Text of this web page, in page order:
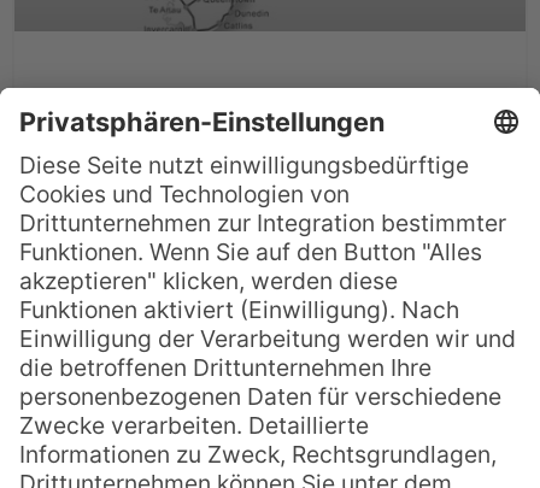
Unvergessliche Touren:
Naturwunder Neuseelands
Die „grüne Insel“, wie Neuseeland gerne
zu Recht genannt wird, ist geradezu
geschaffen für eine ausgiebige Rundreise.
Kaum ein anderes Fleckchen Erde hat so
viele verschiedene Naturschätze zu
bieten. Die einzigartige Vegetation, lange
Küstenabschnitte mit wunderbaren
Stränden, kleine Inselchen, hohe Berge